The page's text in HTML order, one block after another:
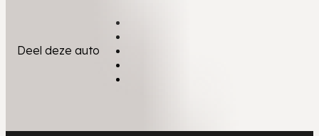
Deel deze auto